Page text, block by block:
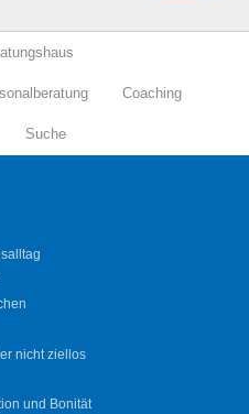
Coaching
Suche
nicht ziellos
und Bonität